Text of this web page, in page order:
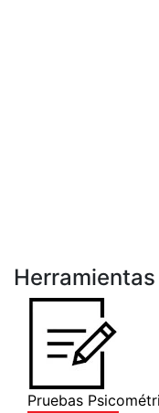
Herramientas